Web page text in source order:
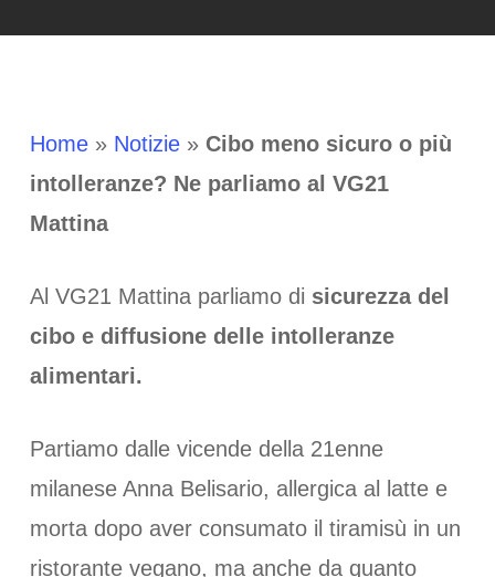
Home» Notizie» Cibo meno sicuro o più
intolleranze? Ne parliamo al VG21
Mattina
Al VG21 Mattina parliamo di sicurezza del
cibo e diffusione delle intolleranze
alimentari.
Partiamo dalle vicende della 21enne
milanese Anna Belisario, allergica al latte e
morta dopo aver consumato il tiramisù in un
ristorante vegano, ma anche da quanto